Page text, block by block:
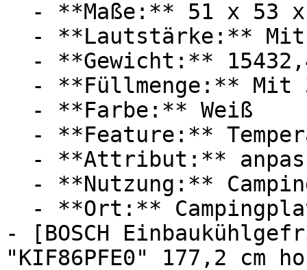
- [BOSCH
"KIF86PFE0" 177,2 cm